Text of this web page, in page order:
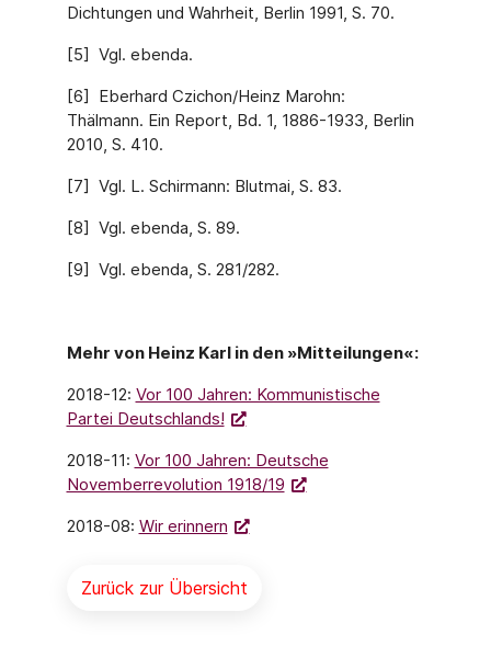
Dichtungen und Wahrheit, Berlin 1991, S. 70.
[5] Vgl. ebenda.
[6] Eberhard Czichon/Heinz Marohn:
Thälmann. Ein Report, Bd. 1, 1886-1933, Berlin
2010, S. 410.
[7] Vgl. L. Schirmann: Blutmai, S. 83.
[8] Vgl. ebenda, S. 89.
[9] Vgl. ebenda, S. 281/282.
Mehr von Heinz Karl in den »Mitteilungen«:
2018-12: Vor 100 Jahren: Kommunistische
Partei Deutschlands!
2018-11: Vor 100 Jahren: Deutsche
Novemberrevolution 1918/19
2018-08: Wir erinnern
Zurück zur Übersicht